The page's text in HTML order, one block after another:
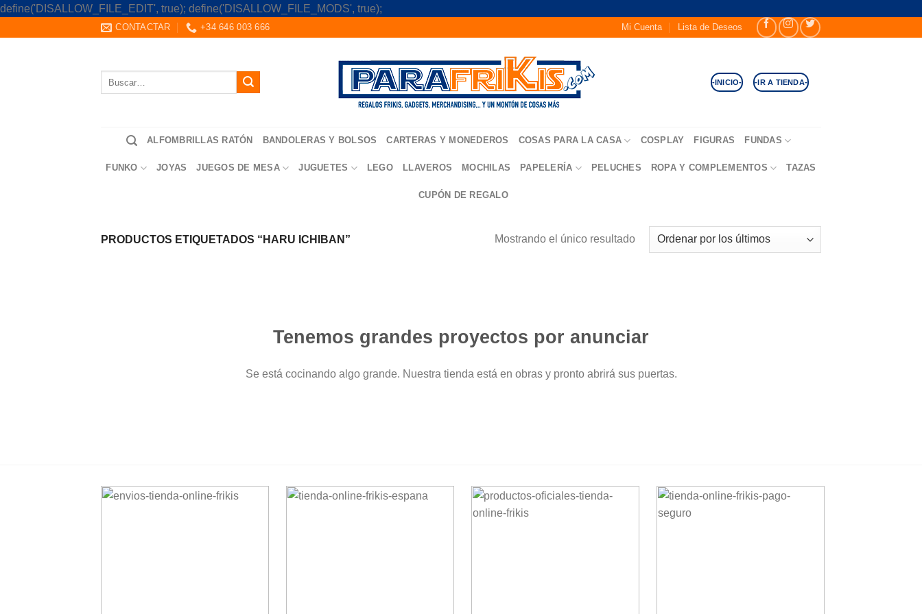
define('DISALLOW_FILE_EDIT', true); define('DISALLOW_FILE_MODS', true);
CONTACTAR +34 646 003 666 Mi Cuenta Lista de Deseos
-INICIO- -IR A TIENDA-
ALFOMBRILLAS RATÓN BANDOLERAS Y BOLSOS CARTERAS Y MONEDEROS COSAS PARA LA CASA COSPLAY FIGURAS FUNDAS
FUNKO JOYAS JUEGOS DE MESA JUGUETES LEGO LLAVEROS MOCHILAS PAPELERÍA PELUCHES ROPA Y COMPLEMENTOS TAZAS
CUPÓN DE REGALO
PRODUCTOS ETIQUETADOS “HARU ICHIBAN” Mostrando el único resultado
Tenemos grandes proyectos por anunciar
Se está cocinando algo grande. Nuestra tienda está en obras y pronto abrirá sus puertas.